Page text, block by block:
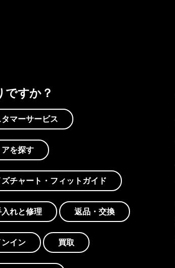
ですか？
マーサービス
を探す
チャート・フィットガイド
れと修理 返品・交換
イン 買取